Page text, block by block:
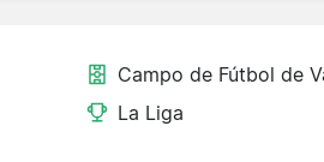
Campo de Fútbol de
La Liga